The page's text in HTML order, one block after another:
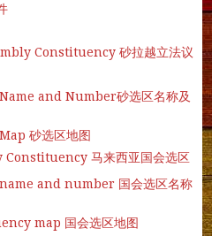
Constituency 砂拉越立法议
and Number砂选区名称及
砂选区地图
马来西亚国会选区
and number 国会选区名称
map 国会选区地图